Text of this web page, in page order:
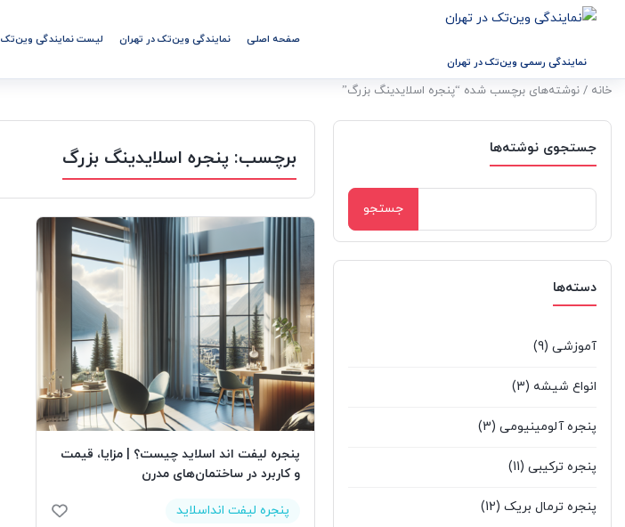
نمایندگی رسمی وین‌تک در تهران
صفحه اصلی نمایندگی وین‌تک در تهران لیست نمایندگی وین‌تک
خانه / نوشته‌های برچسب شده “پنجره اسلایدینگ بزرگ”
جستجوی نوشته‌ها
برای:
دسته‌ها
آموزشی (9)
انواع شیشه (3)
پنجره آلومینیومی (3)
پنجره ترکیبی (11)
پنجره ترمال بریک (12)
برچسب:پنجره اسلایدینگ بزرگ
پنجره لیفت اند اسلاید چیست؟ | مزایا، قیمت
و کاربرد در ساختمان‌های مدرن
پنجره لیفت انداسلاید